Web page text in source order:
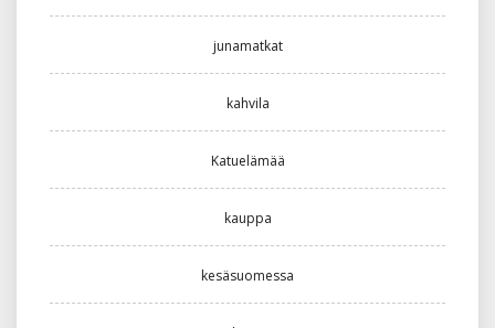
junamatkat
kahvila
Katuelämää
kauppa
kesäsuomessa